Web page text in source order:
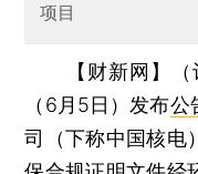
项目
【财新网】
（6月5日）发布公
司（下称中国核电